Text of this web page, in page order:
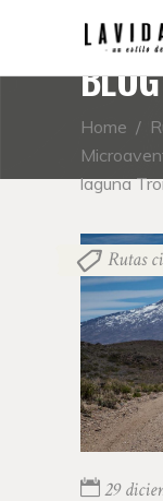
BLOG
Home /
laguna
Rutas
29